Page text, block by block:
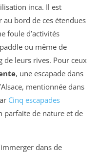
inca. Il est
au bord de ces étendues
foule d’activités
ou même de
de leurs rives. Pour ceux
, une escapade dans
mentionnée dans
Cinq escapades
parfaite de nature et de
dans de